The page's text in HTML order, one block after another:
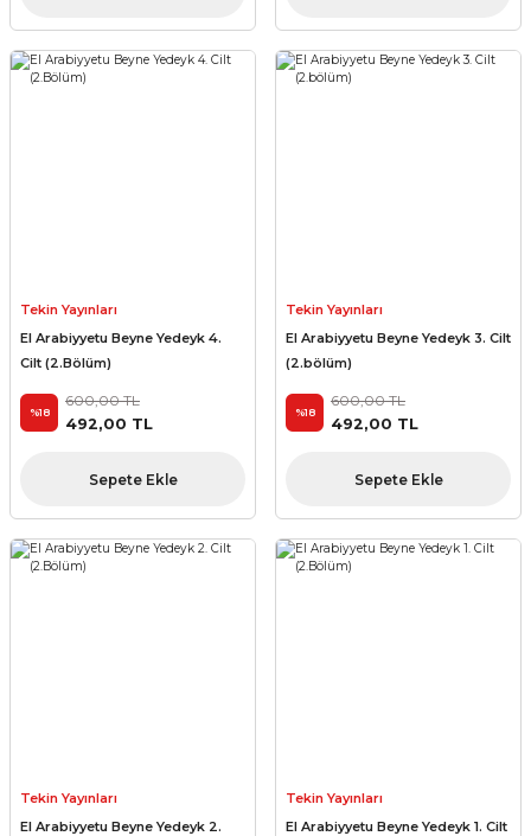
Tekin Yayınları
El Arabiyyetu Beyne Yedeyk 4.
Cilt (2.Bölüm)
%18
600,00 TL
492,00 TL
Sepete Ekle
Tekin Yayınları
El Arabiyyetu Beyne Yedeyk 3. Cilt
(2.bölüm)
%18
600,00 TL
492,00 TL
Sepete Ekle
Tekin Yayınları
El Arabiyyetu Beyne Yedeyk 2.
Tekin Yayınları
El Arabiyyetu Beyne Yedeyk 1. Cilt